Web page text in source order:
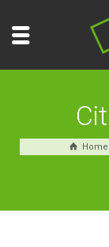
Home